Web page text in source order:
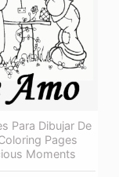
Para Dibujar De
Pages
Moments